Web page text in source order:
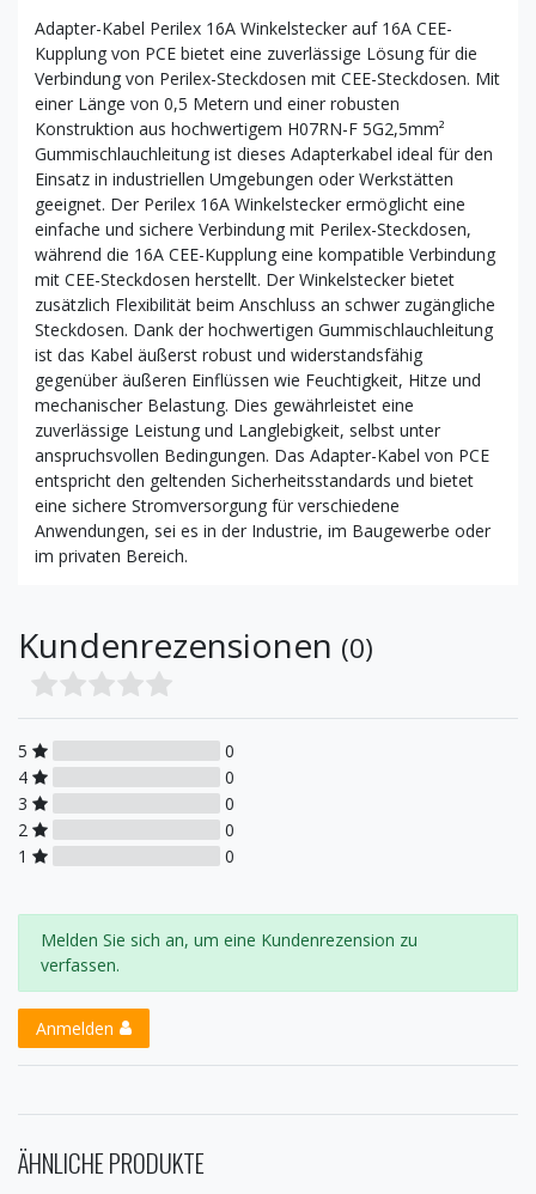
Adapter-Kabel Perilex 16A Winkelstecker auf 16A CEE-
Kupplung von PCE bietet eine zuverlässige Lösung für die
Verbindung von Perilex-Steckdosen mit CEE-Steckdosen. Mit
einer Länge von 0,5 Metern und einer robusten
Konstruktion aus hochwertigem H07RN-F 5G2,5mm²
Gummischlauchleitung ist dieses Adapterkabel ideal für den
Einsatz in industriellen Umgebungen oder Werkstätten
geeignet. Der Perilex 16A Winkelstecker ermöglicht eine
einfache und sichere Verbindung mit Perilex-Steckdosen,
während die 16A CEE-Kupplung eine kompatible Verbindung
mit CEE-Steckdosen herstellt. Der Winkelstecker bietet
zusätzlich Flexibilität beim Anschluss an schwer zugängliche
Steckdosen. Dank der hochwertigen Gummischlauchleitung
ist das Kabel äußerst robust und widerstandsfähig
gegenüber äußeren Einflüssen wie Feuchtigkeit, Hitze und
mechanischer Belastung. Dies gewährleistet eine
zuverlässige Leistung und Langlebigkeit, selbst unter
anspruchsvollen Bedingungen. Das Adapter-Kabel von PCE
entspricht den geltenden Sicherheitsstandards und bietet
eine sichere Stromversorgung für verschiedene
Anwendungen, sei es in der Industrie, im Baugewerbe oder
im privaten Bereich.
Kundenrezensionen (0)
5
0
4
0
3
0
2
0
1
0
Melden Sie sich an, um eine Kundenrezension zu
verfassen.
Anmelden
ÄHNLICHE PRODUKTE